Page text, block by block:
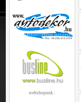
webshopunk :